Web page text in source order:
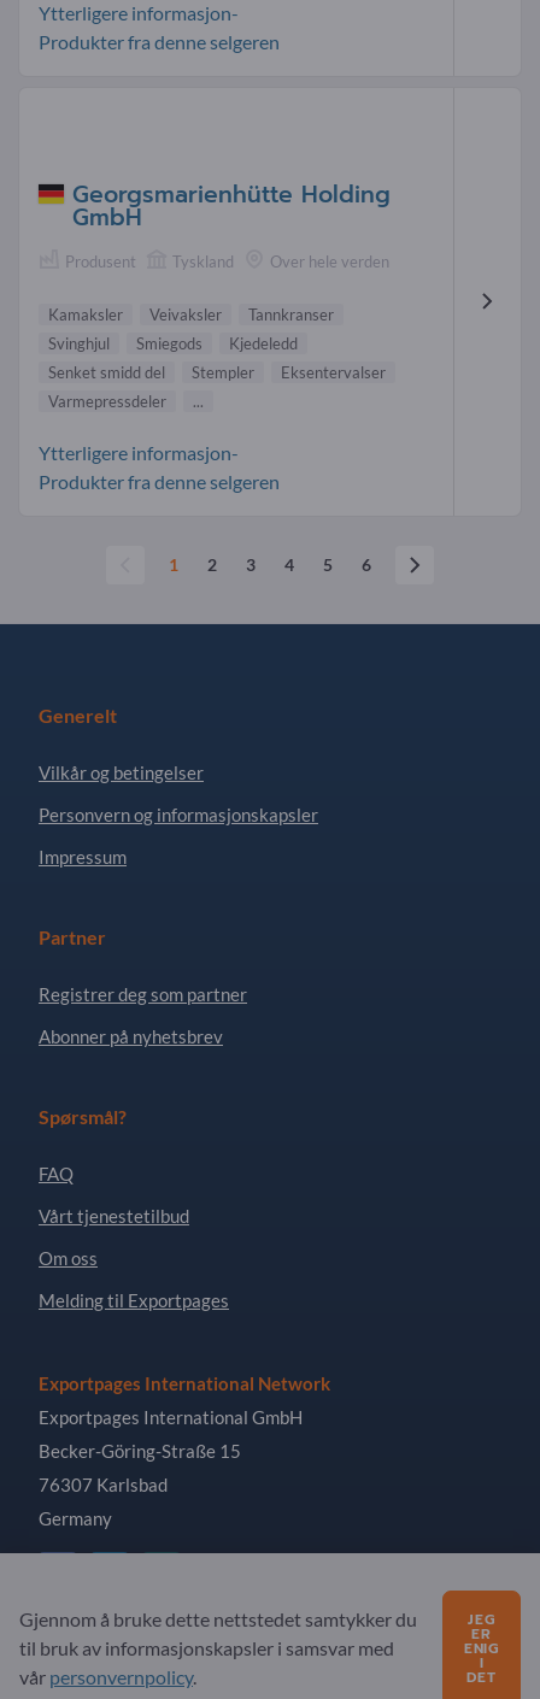
Ytterligere informasjon-
Produkter fra denne selgeren
Georgsmarienhütte Holding
GmbH
Produsent Tyskland Over hele verden
Kamaksler Veivaksler
Tannkranser
Svinghjul
Smiegods
Kjedeledd
Senket smidd del
Stempler
Eksentervalser
Varmepressdeler
...
Ytterligere informasjon-
Produkter fra denne selgeren
1 2 3 4 5 6
Generelt
Vilkår og betingelser
Personvern og informasjonskapsler
Impressum
Partner
Registrer deg som partner
Abonner på nyhetsbrev
Spørsmål?
FAQ
Vårt tjenestetilbud
Om oss
Melding til Exportpages
Exportpages International Network
Exportpages International GmbH
Becker-Göring-Straße 15
76307 Karlsbad
Germany
Copyright © 2026 Exportpages International GmbH. All
Rights Reserved.
Gjennom å bruke dette nettstedet samtykker du
til bruk av informasjonskapsler i samsvar med
vår personvernpolicy.
JEG
ER
ENIG
I
DET